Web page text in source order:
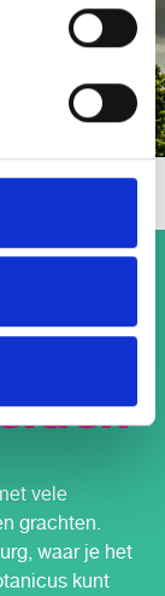
vele
grachten.
waar je het
kunt